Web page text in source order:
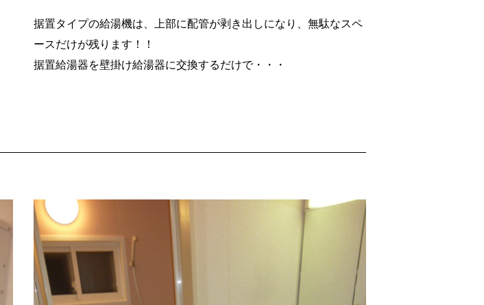
据置タイプの給湯機は、上部に配管が剥き出しになり、無駄なスペ
ースだけが残ります！！
据置給湯器を壁掛け給湯器に交換するだけで・・・